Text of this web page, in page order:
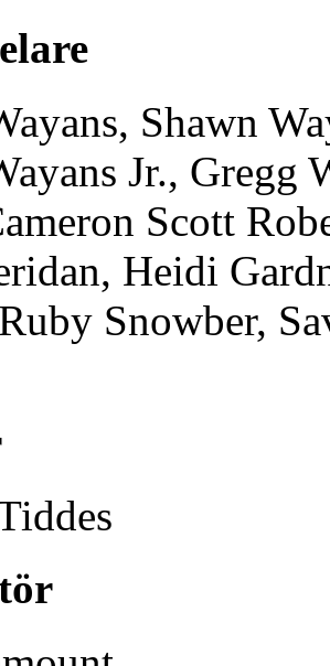
Shawn
Jr., Gregg
Scott
Heidi
Snowber,